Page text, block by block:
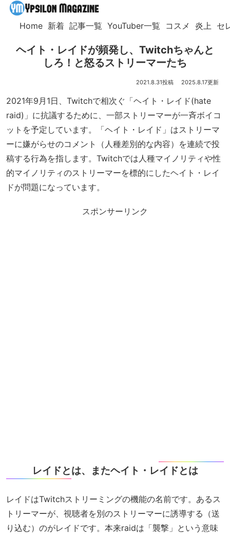
Home 新着 記事一覧 YouTuber一覧 コスメ 炎上 セ
ヘイト・レイドが頻発し、Twitchちゃんと
しろ！と怒るストリーマーたち
2021.8.31 2025.8.17
2021年9月1日、Twitchで相次ぐ「ヘイト・レイド(hate
raid)」に抗議するために、一部ストリーマーが一斉ボイコ
ットを予定しています。「ヘイト・レイド」はストリーマ
ーに嫌がらせのコメント（人種差別的な内容）を連続で投
稿する行為を指します。Twitchでは人種マイノリティや性
的マイノリティのストリーマーを標的にしたヘイト・レイ
ドが問題になっています。
スポンサーリンク
レイドとは、またヘイト・レイドとは
レイドはTwitchストリーミングの機能の名前です。あるス
トリーマーが、視聴者を別のストリーマーに誘導する（送
り込む）のがレイドです。本来raidは「襲撃」という意味